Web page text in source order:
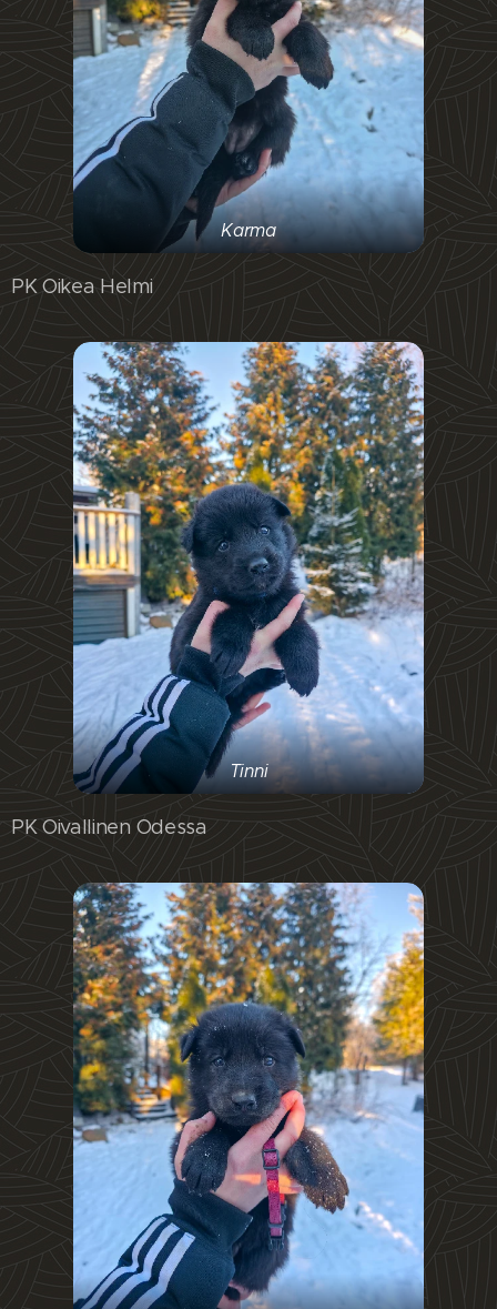
Karma
PK Oikea Helmi
Tinni
PK Oivallinen Odessa